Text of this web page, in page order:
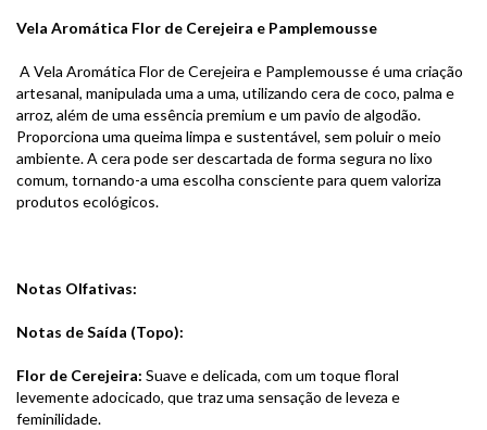
Vela Aromática Flor de Cerejeira e Pamplemousse
A Vela Aromática Flor de Cerejeira e Pamplemousse é uma criação
artesanal, manipulada uma a uma, utilizando cera de coco, palma e
arroz, além de uma essência premium e um pavio de algodão.
Proporciona uma queima limpa e sustentável, sem poluir o meio
ambiente. A cera pode ser descartada de forma segura no lixo
comum, tornando-a uma escolha consciente para quem valoriza
produtos ecológicos.
Notas Olfativas:
Notas de Saída (Topo):
Flor de Cerejeira: Suave e delicada, com um toque floral
levemente adocicado, que traz uma sensação de leveza e
feminilidade.